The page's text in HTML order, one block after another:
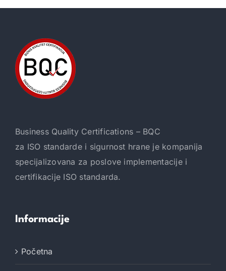
Business Quality Certifications – BQC
za ISO standarde i sigurnost hrane je kompanija
specijalizovana za poslove implementacije i
certifikacije ISO standarda.
Informacije
Početna